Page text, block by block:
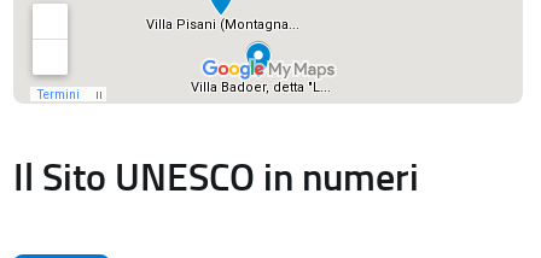
Il Sito UNESCO in numeri